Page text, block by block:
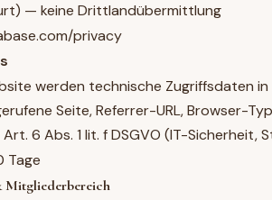
— keine Drittlandübermittlung
privacy
werden technische Zugriffsdaten
Seite, Referrer-URL, Browser-
Art. 6 Abs. 1 lit. f DSGVO (IT-Sicherheit,
Tage
Mitgliederbereich